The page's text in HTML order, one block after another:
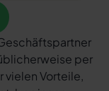
per
vielen Vorteile,